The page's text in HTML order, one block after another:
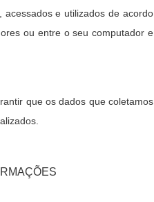
e utilizados de acordo
ou entre o seu computador e
que os dados que coletamos